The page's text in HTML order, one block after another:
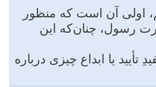
اولى آن است كه منظور
رسول، چنان‌كه این
یا ابداع چیزى درباره